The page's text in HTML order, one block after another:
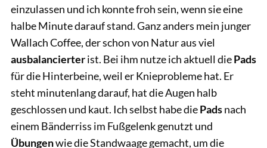
einzulassen und ich konnte froh sein, wenn sie eine
halbe Minute darauf stand. Ganz anders mein junger
Wallach Coffee, der schon von Natur aus viel
ausbalancierterist. Bei ihm nutze ich aktuell diePads
für die Hinterbeine, weil er Knieprobleme hat. Er
steht minutenlang darauf, hat die Augen halb
geschlossen und kaut. Ich selbst habe diePadsnach
einem Bänderriss im Fußgelenk genutzt und
Übungenwie die Standwaage gemacht, um die